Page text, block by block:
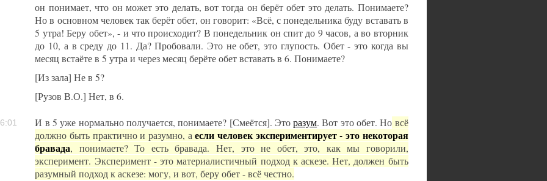
он понимает, что он может это делать, вот тогда он берёт обет это делать. Понимаете?
Но в основном человек так берёт обет, он говорит: «Всё, с понедельника буду вставать в
5 утра! Беру обет», - и что происходит? В понедельник он спит до 9 часов, а во вторник
до 10, а в среду до 11. Да? Пробовали. Это не обет, это глупость. Обет - это когда вы
месяц встаёте в 5 утра и через месяц берёте обет вставать в 6. Понимаете?
[Из зала] Не в 5?
[Рузов В.О.] Нет, в 6.
И в 5 уже нормально получается, понимаете? [Смеётся]. Эторазум. Вот это обет. Но всё
должно быть практично и разумно, аесли человек экспериментирует - это некоторая
бравада, понимаете? То есть бравада. Нет, это не обет, это, как мы говорили,
эксперимент. Эксперимент - это материалистичный подход к аскезе. Нет, должен быть
разумный подход к аскезе: могу, и вот, беру обет - всё честно.